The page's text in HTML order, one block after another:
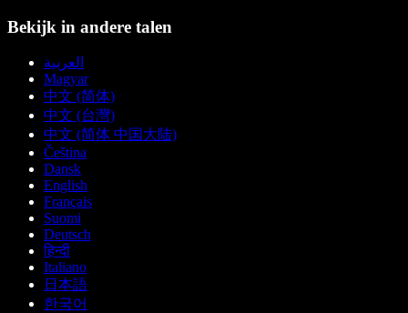
Bekijk in andere talen
العربية
Magyar
中文 (简体)
中文 (台灣)
中文 (简体 中国大陆)
Čeština
Dansk
English
Français
Suomi
Deutsch
हिन्दी
Italiano
日本語
한국어